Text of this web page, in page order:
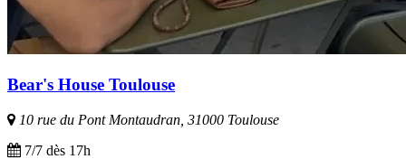
Bear's House Toulouse
10 rue du Pont Montaudran, 31000 Toulouse
7/7 dès 17h